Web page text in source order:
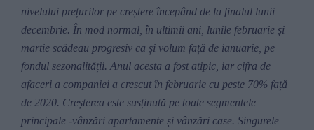
nivelului prețurilor pe creștere începând de la finalul lunii
decembrie. În mod normal, în ultimii ani, lunile februarie și
martie scădeau progresiv ca și volum față de ianuarie, pe
fondul sezonalității. Anul acesta a fost atipic, iar cifra de
afaceri a companiei a crescutîn februarie cu peste 70% față
de 2020. Creșterea este susținută pe toate segmentele
principale -vânzări apartamente și vânzări case. Singurele